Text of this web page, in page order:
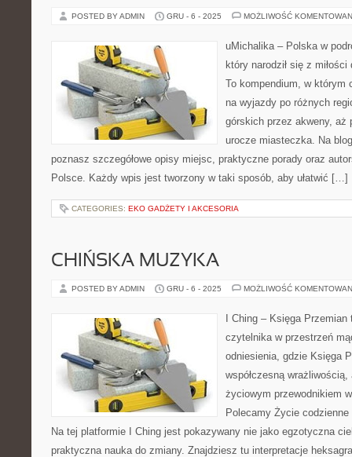
POSTED BY ADMIN GRU - 6 - 2025 MOŻLIWOŚĆ
uMichalika – Polska w
który narodził się z
To kompendium, w którym
na wyjazdy po różnych
górskich przez akweny, aż
urocze miasteczka. Na
poznasz szczegółowe opisy miejsc, praktyczne porady oraz
Polsce. Każdy wpis jest tworzony w taki sposób, aby ułatwić […]
CATEGORIES: EKO GADŻETY I AKCESORIA
CHIŃSKA MUZYKA
POSTED BY ADMIN GRU - 6 - 2025 MOŻLIWOŚĆ
I Ching – Księga
czytelnika w przestrzeń
odniesienia, gdzie Księga
współczesną
życiowym przewodnikiem
Polecamy Życie
Na tej platformie I Ching jest pokazywany nie jako egzotyczna
praktyczna nauka do zmiany. Znajdziesz tu interpretacje